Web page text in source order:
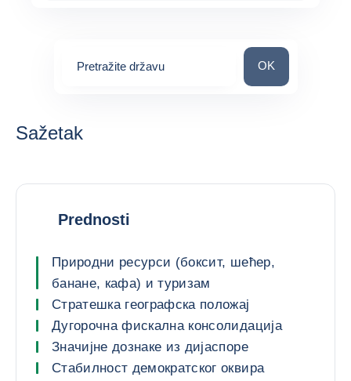
Pretražite državu Pretražite državu
OK
Sažetak
Prednosti
Природни ресурси (боксит, шећер,
банане, кафа) и туризам
Стратешка географска положај
Дугорочна фискална консолидација
Значијне дознаке из дијаспоре
Стабилност демократског оквира